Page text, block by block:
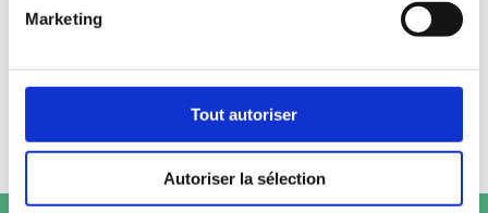
Marketing
Tout autoriser
Autoriser la sélection